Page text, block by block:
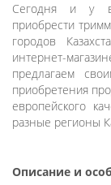
Сегодня и у
приобрести
городов
интернет-
предлагаем
приобретения
европейского
разные регионы
Описание и